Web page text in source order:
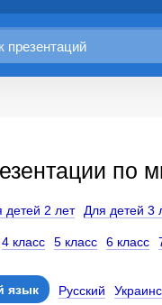
по
детей 2 лет Для детей 3
4 класс 5 класс 6 класс
язык Русский